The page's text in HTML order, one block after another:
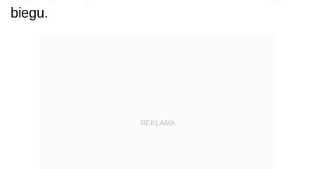
biegu.
REKLAMA